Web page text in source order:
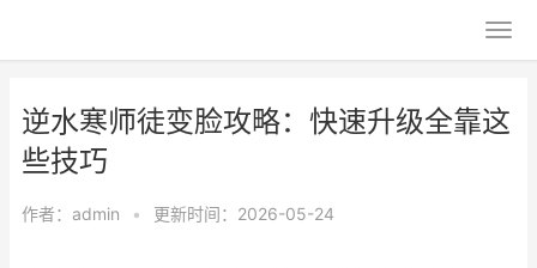
逆水寒师徒变脸攻略：快速升级全靠这
些技巧
作者： admin • 更新时间：2026-05-24